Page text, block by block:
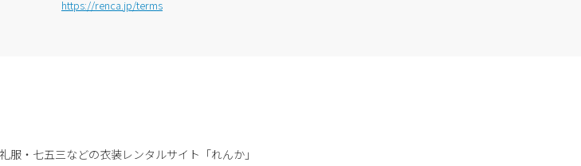
https://renca.jp/terms
服・七五三などの衣装レンタルサイト「れんか」